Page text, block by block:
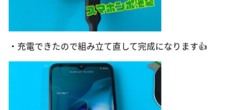
・充電できたので組み立て直して完成になります👍